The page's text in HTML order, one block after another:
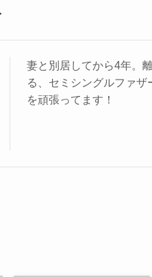
妻と別居してから4年。
る、セミシングルファ
を頑張ってます！